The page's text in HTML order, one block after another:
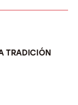
TRADICIÓN